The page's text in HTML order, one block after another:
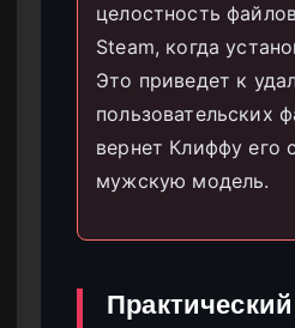
целостность
Steam, когда
Это приведет к
пользовательских
вернет Клиффу его
мужскую модель.